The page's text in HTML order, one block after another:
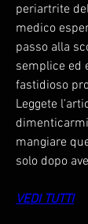
periartrite
medico
passo alla
semplice ed
fastidioso
Leggete
mangiare
solo dopo
VEDI TUTTI